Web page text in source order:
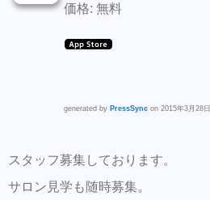
価格: 無料
generated by PressSync on 2015年3月28日
スタッフ募集しております。
サロン見学も随時募集。